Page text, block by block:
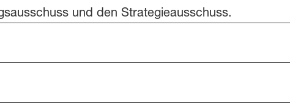
und den Strategieausschuss.